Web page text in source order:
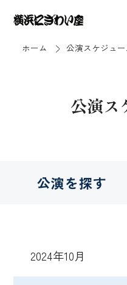
ホーム
公演スケジュ
公演ス
公演を探す
2024年10月